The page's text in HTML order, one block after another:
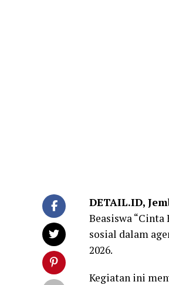
DETAIL.ID,
Beasiswa
sosial dalam
2026.
Kegiatan ini